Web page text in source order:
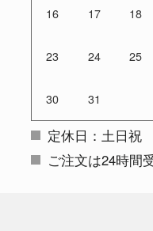
16 17 18
23 24 25
30 31
定休日：土日祝
ご注文は24時間